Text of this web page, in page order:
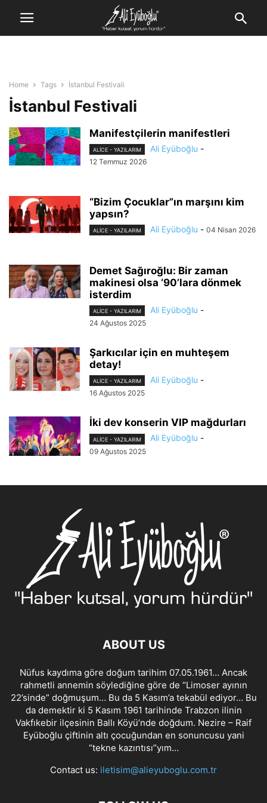
Home Tags İstanbul Festivali
İstanbul Festivali
Manifestçilerin manifestleri
ALİCE - YAZILARIM Ali Eyüboğlu -
12 Temmuz 2026
“Bizim Çocuklar”ın marşını kim
yapsın?
ALİCE - YAZILARIM Ali Eyüboğlu - 04 Nisan 2026
Demet Sağıroğlu: Bir zaman
makinesi olsa ‘90’lara dönmek
isterdim
ALİCE - YAZILARIM Ali Eyüboğlu -
24 Ağustos 2025
Şarkıcılar için en muhteşem
detay!
ALİCE - YAZILARIM Ali Eyüboğlu -
16 Ağustos 2025
İki dev konserin VIP mağdurları
ALİCE - YAZILARIM Ali Eyüboğlu -
09 Ağustos 2025
ABOUT US
Nüfus kaydıma göre doğum tarihim 07.05.1961… Ancak
rahmetli annemin söylediğine göre de “Limoser ayının
22’sinde” doğmuşum… Bu da 5 Kasım’a tekabül ediyor… Bu
da demektir ki 5 Kasım 1961 tarihinde Trabzon ilinin
Vakfıkebir ilçesinin Ballı Köyü’nde doğdum. Nezire – Raif
Eyüboğlu çiftinin altı çocuğundan en sonuncusu yani
“tekne kazıntısı”yım…
Contact us: iletisim@alieyuboglu.com.tr